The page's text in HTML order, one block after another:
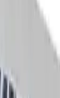
Gençlik